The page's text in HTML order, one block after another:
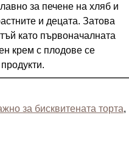
за печене на хляб и
и децата. Затова
като първоначалната
крем с плодове се
за бисквитената торта,